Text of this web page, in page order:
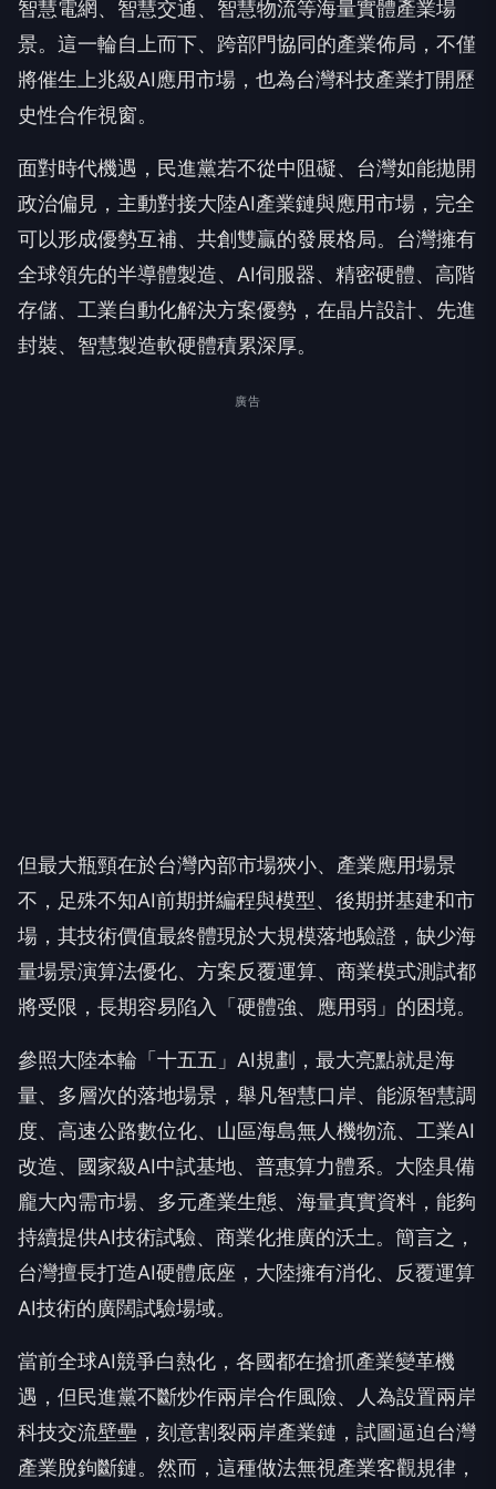
智慧電網、智慧交通、智慧物流等海量實體產業場
景。這一輪自上而下、跨部門協同的產業佈局，不僅
將催生上兆級AI應用市場，也為台灣科技產業打開歷
史性合作視窗。
面對時代機遇，民進黨若不從中阻礙、台灣如能拋開
政治偏見，主動對接大陸AI產業鏈與應用市場，完全
可以形成優勢互補、共創雙贏的發展格局。台灣擁有
全球領先的半導體製造、AI伺服器、精密硬體、高階
存儲、工業自動化解決方案優勢，在晶片設計、先進
封裝、智慧製造軟硬體積累深厚。
廣告
但最大瓶頸在於台灣內部市場狹小、產業應用場景
不，足殊不知AI前期拼編程與模型、後期拼基建和市
場，其技術價值最終體現於大規模落地驗證，缺少海
量場景演算法優化、方案反覆運算、商業模式測試都
將受限，長期容易陷入「硬體強、應用弱」的困境。
參照大陸本輪「十五五」AI規劃，最大亮點就是海
量、多層次的落地場景，舉凡智慧口岸、能源智慧調
度、高速公路數位化、山區海島無人機物流、工業AI
改造、國家級AI中試基地、普惠算力體系。大陸具備
龐大內需市場、多元產業生態、海量真實資料，能夠
持續提供AI技術試驗、商業化推廣的沃土。簡言之，
台灣擅長打造AI硬體底座，大陸擁有消化、反覆運算
AI技術的廣闊試驗場域。
當前全球AI競爭白熱化，各國都在搶抓產業變革機
遇，但民進黨不斷炒作兩岸合作風險、人為設置兩岸
科技交流壁壘，刻意割裂兩岸產業鏈，試圖逼迫台灣
產業脫鉤斷鏈。然而，這種做法無視產業客觀規律，